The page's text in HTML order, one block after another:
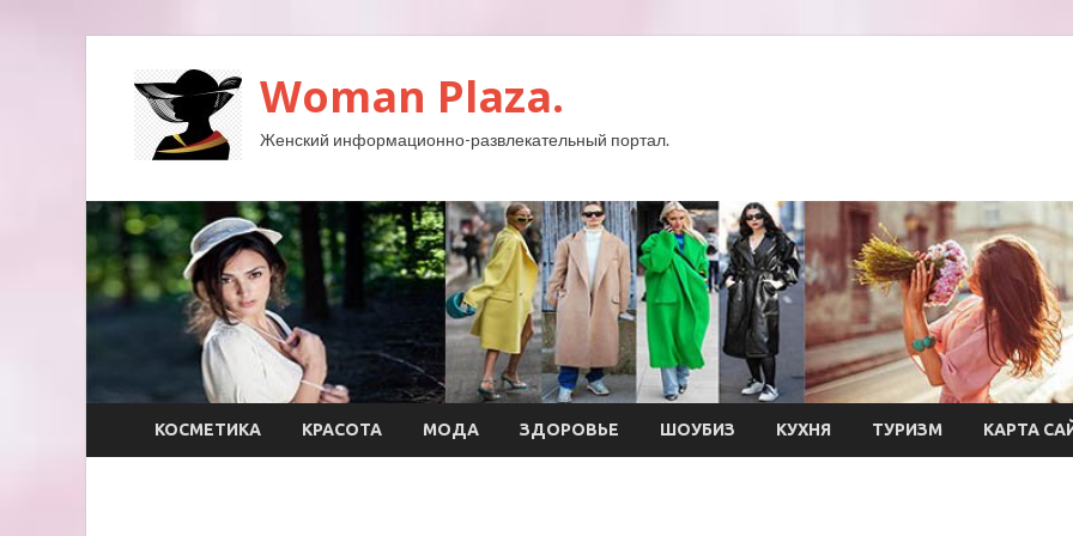
Woman Plaza.
Женский информационно-развлекательный портал.
КОСМЕТИКА КРАСОТА МОДА ЗДОРОВЬЕ ШОУБИЗ КУХНЯ ТУРИЗМ КАРТА